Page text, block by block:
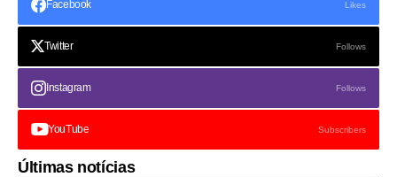
Facebook Likes
Twitter Follows
Instagram Follows
YouTube Subscribers
Últimas notícias